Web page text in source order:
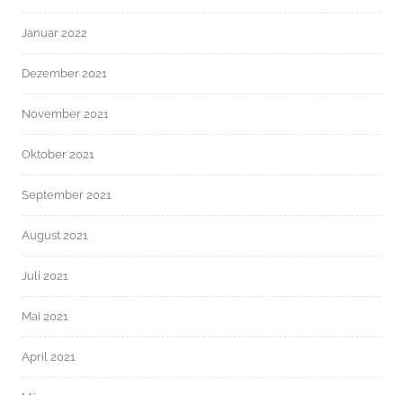
Januar 2022
Dezember 2021
November 2021
Oktober 2021
September 2021
August 2021
Juli 2021
Mai 2021
April 2021